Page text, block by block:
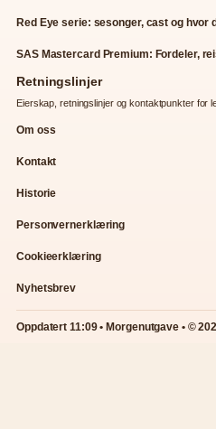
Red Eye serie: sesonger, cast og hvor
SAS Mastercard Premium: Fordeler,
Retningslinjer
Eierskap, retningslinjer og kontaktpunkter for
Om oss
Kontakt
Historie
Personvernerklæring
Cookieerklæring
Nyhetsbrev
Oppdatert 11:09 • Morgenutgave • ©